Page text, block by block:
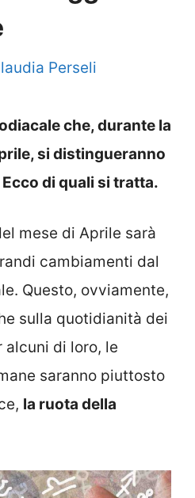
Perseli
che, durante la
si distingueranno
di quali si tratta.
mese di Aprile sarà
cambiamenti dal
Questo, ovviamente,
sulla quotidianità dei
alcuni di loro, le
saranno piuttosto
la ruota della